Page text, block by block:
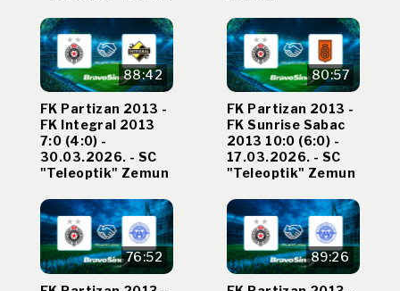
88:42
FK Partizan 2013 -
FK Integral 2013
7:0 (4:0) -
30.03.2026. - SC
"Teleoptik" Zemun
80:57
FK Partizan 2013 -
FK Sunrise Sabac
2013 10:0 (6:0) -
17.03.2026. - SC
"Teleoptik" Zemun
76:52 89:26